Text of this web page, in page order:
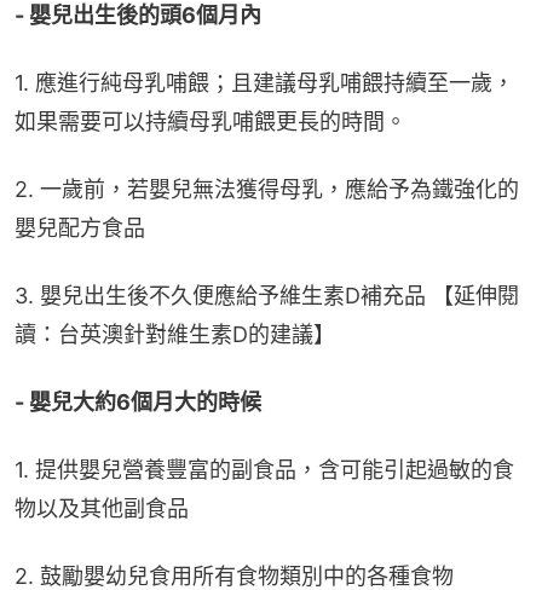
- 嬰兒出生後的頭6個月內
1. 應進行純母乳哺餵；且建議母乳哺餵持續至一歲，
如果需要可以持續母乳哺餵更長的時間。
2. 一歲前，若嬰兒無法獲得母乳，應給予為鐵強化的
嬰兒配方食品
3. 嬰兒出生後不久便應給予維生素D補充品 【延伸閱
讀：台英澳針對維生素D的建議】
- 嬰兒大約6個月大的時候
1. 提供嬰兒營養豐富的副食品，含可能引起過敏的食
物以及其他副食品
2. 鼓勵嬰幼兒食用所有食物類別中的各種食物